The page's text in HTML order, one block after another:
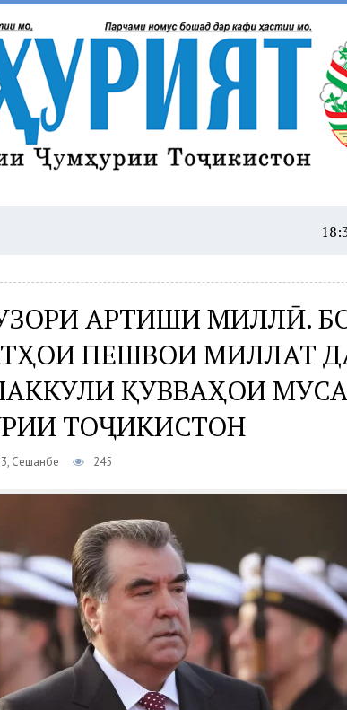
АРТИШИ МИЛЛӢ.
ПЕШВОИ МИЛЛАТ
ҚУВВАҲОИ
ТОҶИКИСТОН
Сешанбе 245